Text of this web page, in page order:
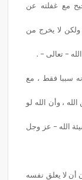
مع غفلته عن
لا يخرج من
– تعالى – .
سببا فقط ، مع
، وأن الله لو
الله – عز وجل
أن لا يعلق نفسه